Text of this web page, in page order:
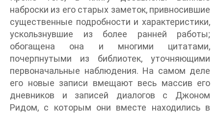
наброски из его старых заметок, привносившие
существенные подробности и характеристики,
ускользнувшие из более ранней работы;
обогащена она и многими цитатами,
почерпнутыми из библиотек, уточняющими
первоначальные наблюдения. На самом деле
его новые записи вмещают весь массив его
дневников и записей диалогов с Джоном
Ридом, с которым они вместе находились в